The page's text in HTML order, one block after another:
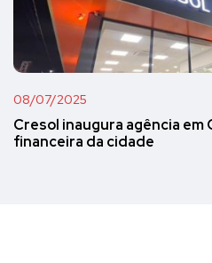
08/07/2025
Cresol inaugura agência
financeira da cidade